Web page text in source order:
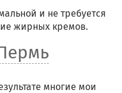
и не требуется
жирных кремов.
многие мои